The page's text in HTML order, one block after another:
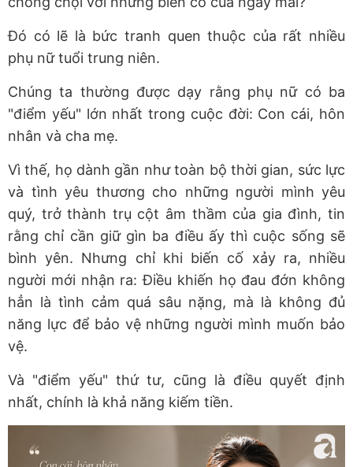
Đó có lẽ là bức tranh quen thuộc của rất nhiều
phụ nữ tuổi trung niên.
Chúng ta thường được dạy rằng phụ nữ có ba
"điểm yếu" lớn nhất trong cuộc đời: Con cái, hôn
nhân và cha mẹ.
Vì thế, họ dành gần như toàn bộ thời gian, sức lực
và tình yêu thương cho những người mình yêu
quý, trở thành trụ cột âm thầm của gia đình, tin
rằng chỉ cần giữ gìn ba điều ấy thì cuộc sống sẽ
bình yên. Nhưng chỉ khi biến cố xảy ra, nhiều
người mới nhận ra: Điều khiến họ đau đớn không
hẳn là tình cảm quá sâu nặng, mà là không đủ
năng lực để bảo vệ những người mình muốn bảo
vệ.
Và "điểm yếu" thứ tư, cũng là điều quyết định
nhất, chính là khả năng kiếm tiền.